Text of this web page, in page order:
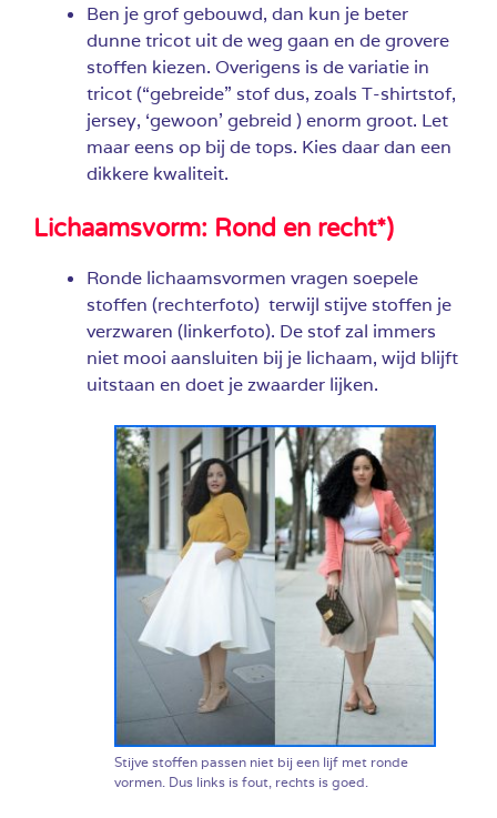
Ben je grof gebouwd, dan kun je beter
dunne tricot uit de weg gaan en de grovere
stoffen kiezen. Overigens is de variatie in
tricot (“gebreide” stof dus, zoals T-shirtstof,
jersey, ‘gewoon’ gebreid ) enorm groot. Let
maar eens op bij de tops. Kies daar dan een
dikkere kwaliteit.
Lichaamsvorm: Rond en recht*)
Ronde lichaamsvormen vragen soepele
stoffen (rechterfoto) terwijl stijve stoffen je
verzwaren (linkerfoto). De stof zal immers
niet mooi aansluiten bij je lichaam, wijd blijft
uitstaan en doet je zwaarder lijken.
Stijve stoffen passen niet bij een lijf met ronde
vormen. Dus links is fout, rechts is goed.